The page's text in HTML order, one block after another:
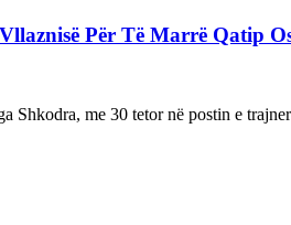
Për Të Marrë Qatip
Shkodra, me 30 tetor në postin e